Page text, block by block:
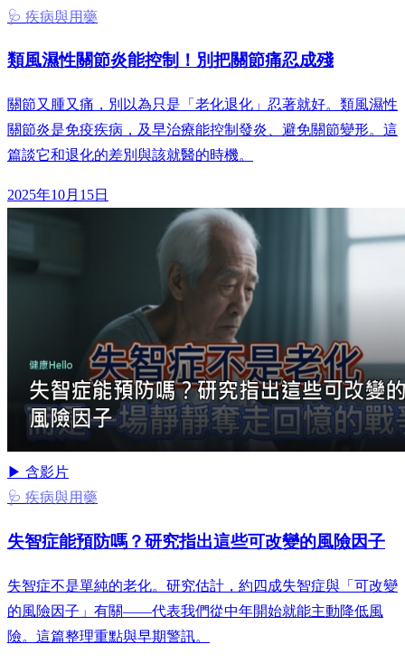
🩺 疾病與用藥
類風濕性關節炎能控制！別把關節痛忍成殘
關節又腫又痛，別以為只是「老化退化」忍著就好。類風濕性
關節炎是免疫疾病，及早治療能控制發炎、避免關節變形。這
篇談它和退化的差別與該就醫的時機。
2025年10月15日
▶ 含影片
🩺 疾病與用藥
失智症能預防嗎？研究指出這些可改變的風險因子
失智症不是單純的老化。研究估計，約四成失智症與「可改變
的風險因子」有關——代表我們從中年開始就能主動降低風
險。這篇整理重點與早期警訊。